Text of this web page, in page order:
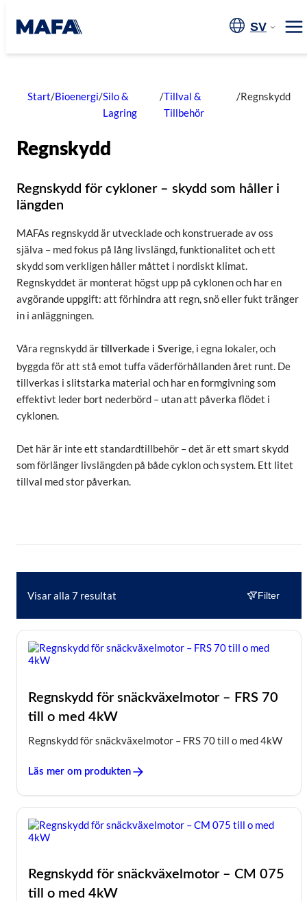
till
innehåll
SV
Start/Bioenergi/Silo &
Lagring
/Tillval &
Tillbehör
/Regnskydd
Regnskydd
Regnskydd för cykloner – skydd som håller i
längden
MAFAs regnskydd är utvecklade och konstruerade av oss
själva – med fokus på lång livslängd, funktionalitet och ett
skydd som verkligen håller måttet i nordiskt klimat.
Regnskyddet är monterat högst upp på cyklonen och har en
avgörande uppgift: att förhindra att regn, snö eller fukt tränger
in i anläggningen.
Våra regnskydd är tillverkade i Sverige, i egna lokaler, och
byggda för att stå emot tuffa väderförhållanden året runt. De
tillverkas i slitstarka material och har en formgivning som
effektivt leder bort nederbörd – utan att påverka flödet i
cyklonen.
Det här är inte ett standardtillbehör – det är ett smart skydd
som förlänger livslängden på både cyklon och system. Ett litet
tillval med stor påverkan.
Visar alla 7 resultat Filter
Regnskydd för snäckväxelmotor – FRS 70
till o med 4kW
Regnskydd för snäckväxelmotor – FRS 70 till o med 4kW
Läs mer om produkten
Regnskydd för snäckväxelmotor – CM 075
till o med 4kW